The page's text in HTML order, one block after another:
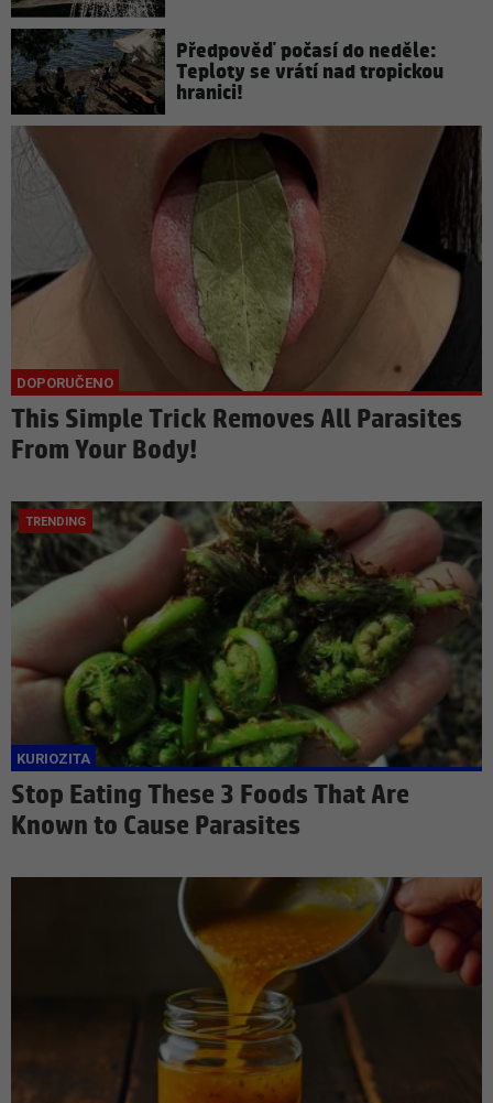
Předpověď počasí do neděle:
Teploty se vrátí nad tropickou
hranici!
This Simple Trick Removes All Parasites
From Your Body!
Stop Eating These 3 Foods That Are
Known to Cause Parasites